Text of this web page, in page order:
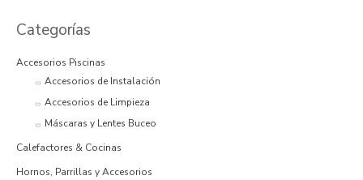
Categorías
Accesorios Piscinas
Accesorios de Instalación
Accesorios de Limpieza
Máscaras y Lentes Buceo
Calefactores & Cocinas
Hornos, Parrillas y Accesorios